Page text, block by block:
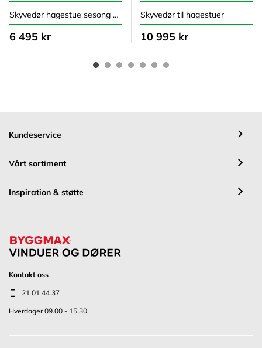
Skyvedør hagestue sesong sommer
6 495 kr
Skyvedør til hagestuer
10 995 kr
Kundeservice
Vårt sortiment
Inspiration & støtte
Kontakt oss
21 01 44 37
Hverdager 09.00 - 15.30